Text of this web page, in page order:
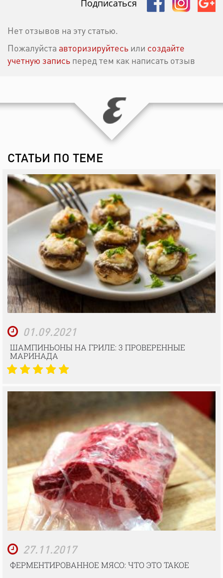
Подписаться
Нет отзывов на эту статью.
Пожалуйста авторизируйтесь или создайте
учетную запись перед тем как написать отзыв
СТАТЬИ ПО ТЕМЕ
01.09.2021
ШАМПИНЬОНЫ НА ГРИЛЕ: 3 ПРОВЕРЕННЫЕ
МАРИНАДА
27.11.2017
ФЕРМЕНТИРОВАННОЕ МЯСО: ЧТО ЭТО ТАКОЕ